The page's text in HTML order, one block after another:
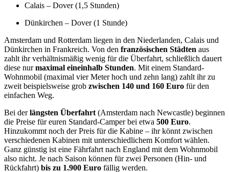
Calais – Dover (1,5 Stunden)
Dünkirchen – Dover (1 Stunde)
Amsterdam und Rotterdam liegen in den Niederlanden, Calais und
Dünkirchen in Frankreich. Von den französischen Städten aus
zahlt ihr verhältnismäßig wenig für die Überfahrt, schließlich dauert
diese nurmaximal eineinhalb Stunden. Mit einem Standard-
Wohnmobil (maximal vier Meter hoch und zehn lang) zahlt ihr zu
zweit beispielsweise grob zwischen 140 und 160 Euro für den
einfachen Weg.
Bei derlängsten Überfahrt (Amsterdam nach Newcastle) beginnen
die Preise für euren Standard-Camper bei etwa 500 Euro.
Hinzukommt noch der Preis für die Kabine – ihr könnt zwischen
verschiedenen Kabinen mit unterschiedlichem Komfort wählen.
Ganz günstig ist eine Fährfahrt nach England mit dem Wohnmobil
also nicht. Je nach Saison können für zwei Personen (Hin- und
Rückfahrt) bis zu 1.900 Euro fällig werden.